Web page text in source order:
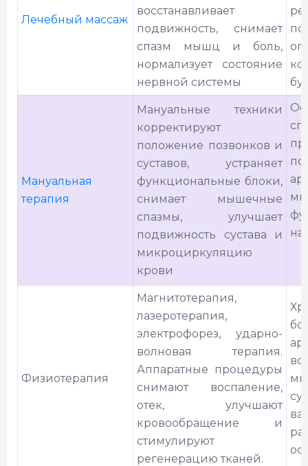
Лечебный массаж
восстанавливает
подвижность, снимает
спазм мышц и боль,
нормализует состояние
нервной системы
Мануальная
терапия
Мануальные техники
корректируют
положение позвонков и
суставов, устраняет
функциональные блоки,
снимает мышечные
спазмы, улучшает
подвижность сустава и
микроциркуляцию
крови
Физиотерапия
Магнитотерапия,
лазеротерапия,
электрофорез, ударно-
волновая терапия.
Аппаратные процедуры
снимают воспаление,
отек, улучшают
кровообращение и
стимулируют
регенерацию тканей.